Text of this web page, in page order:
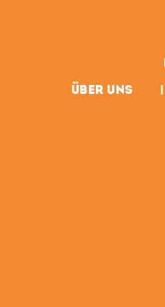
Über uns |